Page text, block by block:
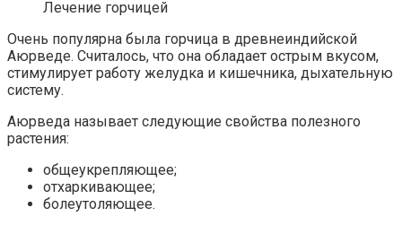
Лечение горчицей
Очень популярна была горчица в древнеиндийской
Аюрведе. Считалось, что она обладает острым вкусом,
стимулирует работу желудка и кишечника, дыхательную
систему.
Аюрведа называет следующие свойства полезного
растения:
общеукрепляющее;
отхаркивающее;
болеутоляющее.